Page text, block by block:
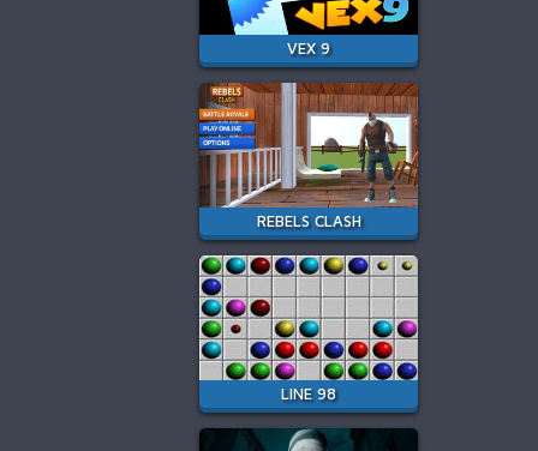
VEX 9
REBELS CLASH
LINE 98